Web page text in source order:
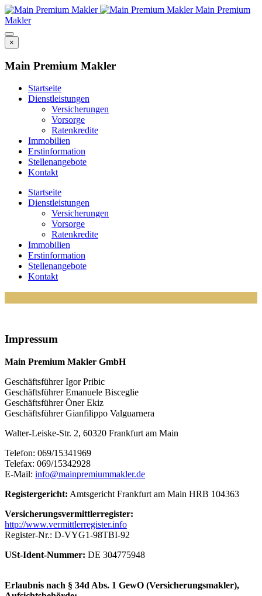
Main Premium
Makler
×
Main Premium Makler
Startseite
Dienstleistungen
Versicherungen
Vorsorge
Ratenkredite
Immobilien
Erstinformation
Stellenangebote
Kontakt
Startseite
Dienstleistungen
Versicherungen
Vorsorge
Ratenkredite
Immobilien
Erstinformation
Stellenangebote
Kontakt
Impressum
Main Premium Makler GmbH
Geschäftsführer Igor Pribic
Geschäftsführer Emanuele Bisceglie
Geschäftsführer Öner Ekiz
Geschäftsführer Gianfilippo Valguarnera
Walter-Leiske-Str. 2, 60320 Frankfurt am Main
Telefon: 069/15341969
Telefax: 069/15342928
E-Mail: info@mainpremiummakler.de
Registergericht: Amtsgericht Frankfurt am Main HRB 104363
Versicherungsvermittlerregister:
http://www.vermittlerregister.info
Register-Nr.: D-VYG1-98TBI-92
USt-Ident-Nummer: DE 304775948
Erlaubnis nach § 34d Abs. 1 GewO (Versicherungsmakler),